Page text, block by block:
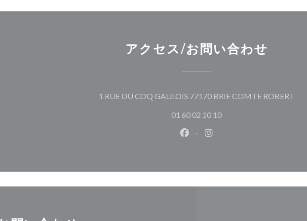
アクセス/お問い合わせ
1 RUE DU COQ GAULOIS 77170 BRIE COMTE ROBERT((
01 60 02 10 10
Facebook ((新しいウィンドウ
Instagram ((新しいウィ